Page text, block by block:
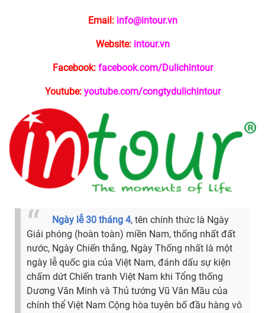
Email: info@intour.vn
Website: intour.vn
Facebook: facebook.com/Dulichintour
Youtube: youtube.com/congtydulichintour
Ngày lễ 30 tháng 4, tên chính thức là Ngày
Giải phóng (hoàn toàn) miền Nam, thống nhất đất
nước, Ngày Chiến thắng, Ngày Thống nhất là một
ngày lễ quốc gia của Việt Nam, đánh dấu sự kiện
chấm dứt Chiến tranh Việt Nam khi Tổng thống
Dương Văn Minh và Thủ tướng Vũ Văn Mầu của
chính thể Việt Nam Cộng hòa tuyên bố đầu hàng vô